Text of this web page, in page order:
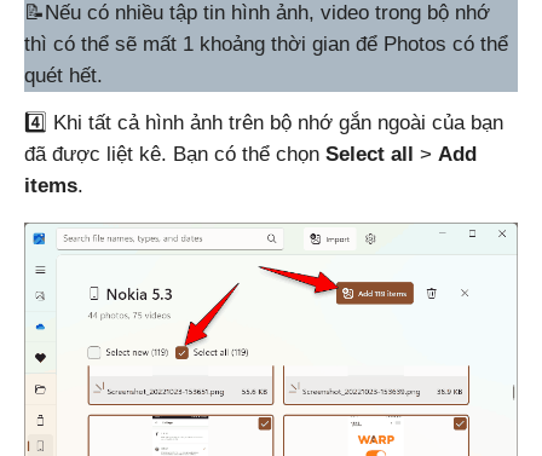
📝Nếu có nhiều tập tin hình ảnh, video trong bộ nhớ
thì có thể sẽ mất 1 khoảng thời gian để Photos có thể
quét hết.
4️⃣ Khi tất cả hình ảnh trên bộ nhớ gắn ngoài của bạn
đã được liệt kê. Bạn có thể chọn Select all > Add
items.